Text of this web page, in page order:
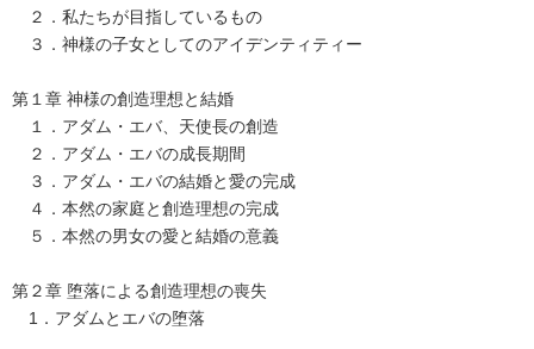
２．私たちが目指しているもの
３．神様の子女としてのアイデンティティー
第１章 神様の創造理想と結婚
１．アダム・エバ、天使長の創造
２．アダム・エバの成長期間
３．アダム・エバの結婚と愛の完成
４．本然の家庭と創造理想の完成
５．本然の男女の愛と結婚の意義
第２章 堕落による創造理想の喪失
1．アダムとエバの堕落